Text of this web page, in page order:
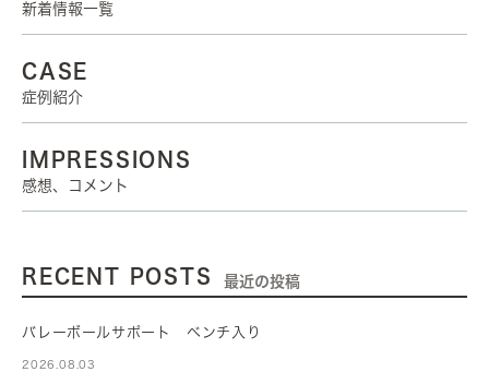
新着情報一覧
CASE
症例紹介
IMPRESSIONS
感想、コメント
RECENT POSTS 最近の投稿
バレーボールサポート ベンチ入り
2026.08.03